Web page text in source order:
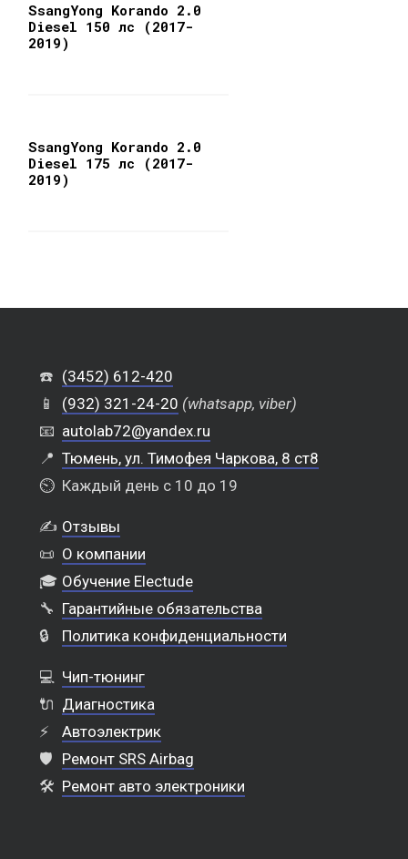
SsangYong Korando 2.0
Diesel 150 лс (2017-
2019)
SsangYong Korando 2.0
Diesel 175 лс (2017-
2019)
☎️ (3452) 612-420
📱
(932) 321-24-20 (whatsapp, viber)
📧 autolab72@yandex.ru
📍 Тюмень, ул. Тимофея Чаркова, 8 ст8
⏲️ Каждый день с 10 до 19
✍️ Отзывы
📜 О компании
🎓 Обучение Electude
🔧 Гарантийные обязательства
🔒
Политика конфиденциальности
💻 Чип-тюнинг
🔌 Диагностика
⚡
Автоэлектрик
🛡️ Ремонт SRS Airbag
🛠️ Ремонт авто электроники